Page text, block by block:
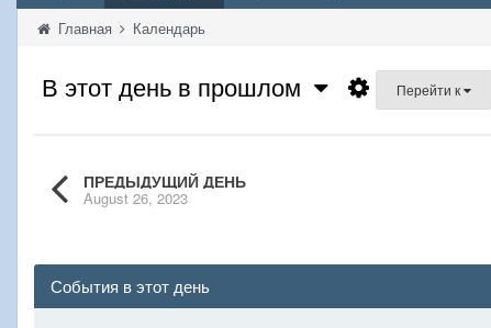
Главная Календарь
В этот день в прошлом Перейти к
ПРЕДЫДУЩИЙ ДЕНЬ
August 26, 2023
События в этот день